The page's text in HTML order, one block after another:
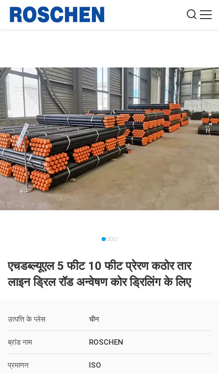
एचडब्ल्यूएल 5 फीट 10 फीट प्रेरण कठोर तार
लाइन ड्रिल रॉड अन्वेषण कोर ड्रिलिंग के लिए
उत्पत्ति के प्लेस चीन
ब्रांड नाम ROSCHEN
प्रमाणन ISO